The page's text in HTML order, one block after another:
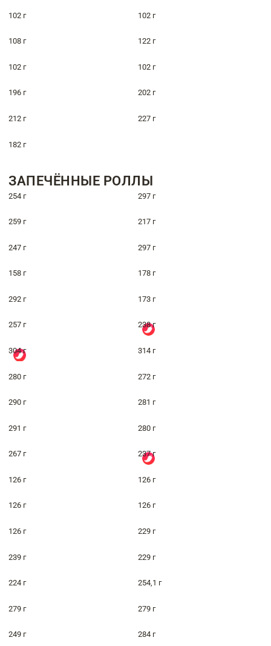
102 г 102 г
108 г 122 г
102 г 102 г
196 г 202 г
212 г 227 г
182 г
ЗАПЕЧЁННЫЕ РОЛЛЫ
254 г 297 г
259 г 217 г
247 г 297 г
158 г 178 г
292 г 173 г
257 г 238 г
304 г 314 г
280 г 272 г
290 г 281 г
291 г 280 г
267 г 237 г
126 г 126 г
126 г 126 г
126 г 229 г
239 г 229 г
224 г 254,1 г
279 г 279 г
249 г 284 г